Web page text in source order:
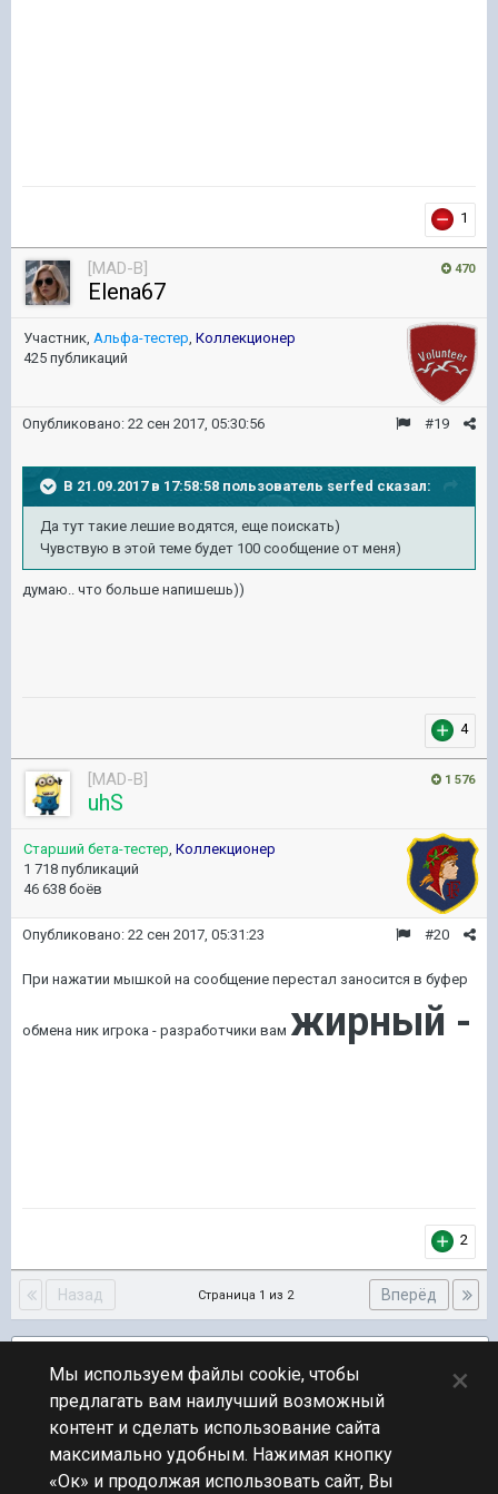
1
470
[MAD-B]
Elena67
Участник, Альфа-тестер Коллекционер
425 публикаций
#19
Опубликовано: 22 сен 2017, 05:30:56
В 21.09.2017 в 17:58:58 пользователь serfed сказал:
Да тут такие лешие водятся, еще поискать)
Чувствую в этой теме будет 100 сообщение от меня)
думаю.. что больше напишешь))
4
1 576
[MAD-B]
uhS
Старший бета-тестер Коллекционер
1 718 публикаций
46 638 боёв
#20
Опубликовано: 22 сен 2017, 05:31:23
При нажатии мышкой на сообщение перестал заносится в буфер
обмена ник игрока - разработчики вам жирный -
2
Назад Вперёд
Страница 1 из 2
ПЕРЕЙТИ К СПИСКУ ТЕМ
Обсуждение Мира Кораблей
Мы используем файлы cookie, чтобы
предлагать вам наилучший возможный
контент и сделать использование сайта
максимально удобным. Нажимая кнопку
«Ок» и продолжая использовать сайт, Вы
×